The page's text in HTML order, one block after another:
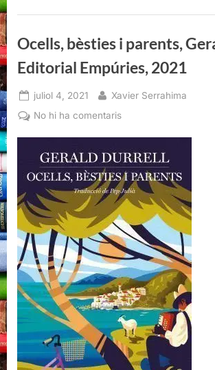
Ocells, bèsties i parents,
Editorial Empúries, 2021
Posted
on
juliol 4, 2021 By
Xavier Serrahima
No hi ha comentarisa
i
parents,
Gerald
Durrell,
Editorial
Empúries,
2021